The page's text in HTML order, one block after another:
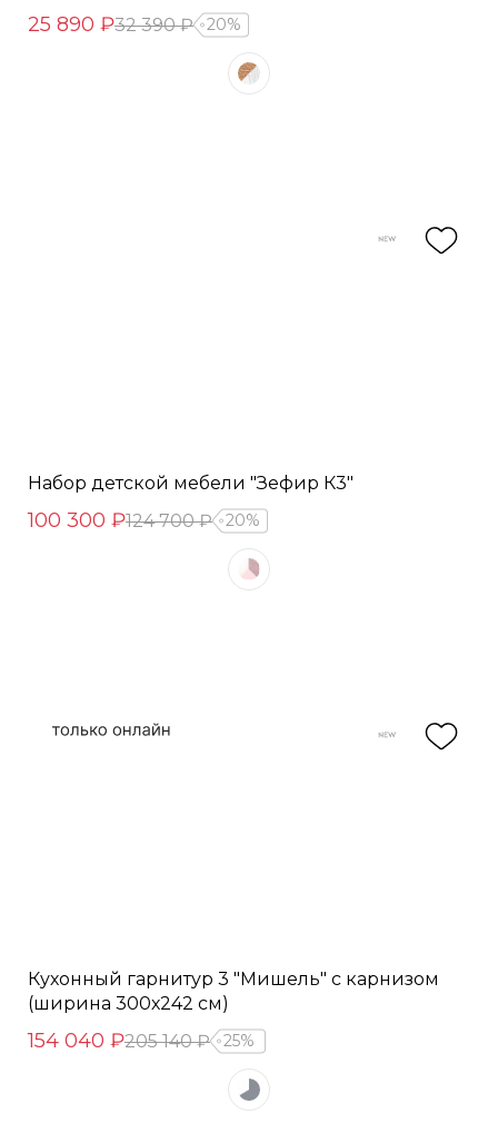
25 890 ₽32 390 ₽ 20%
Набор детской мебели "Зефир К3"
100 300 ₽124 700 ₽ 20%
Кухонный гарнитур 3 "Мишель" с карнизом
(ширина 300х242 см)
154 040 ₽205 140 ₽ 25%